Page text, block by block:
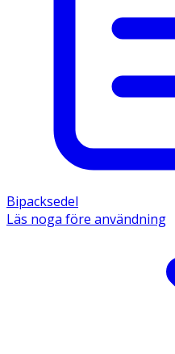
Bipacksedel
Läs noga före användning